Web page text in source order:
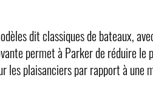
dit classiques de bateaux,
permet à Parker de réduire le
les plaisanciers par rapport à une